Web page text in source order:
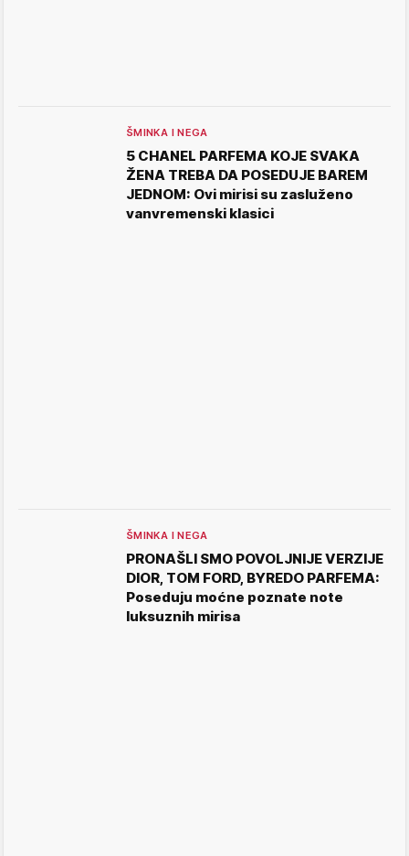
ŠMINKA I NEGA
5 CHANEL PARFEMA KOJE SVAKA
ŽENA TREBA DA POSEDUJE BAREM
JEDNOM: Ovi mirisi su zasluženo
vanvremenski klasici
ŠMINKA I NEGA
PRONAŠLI SMO POVOLJNIJE VERZIJE
DIOR, TOM FORD, BYREDO PARFEMA:
Poseduju moćne poznate note
luksuznih mirisa